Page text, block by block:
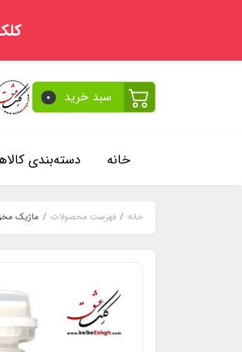
سبد خرید 0
خانه دسته‌بندی
خانه فهرست محصولات ماژیک مخزن‏